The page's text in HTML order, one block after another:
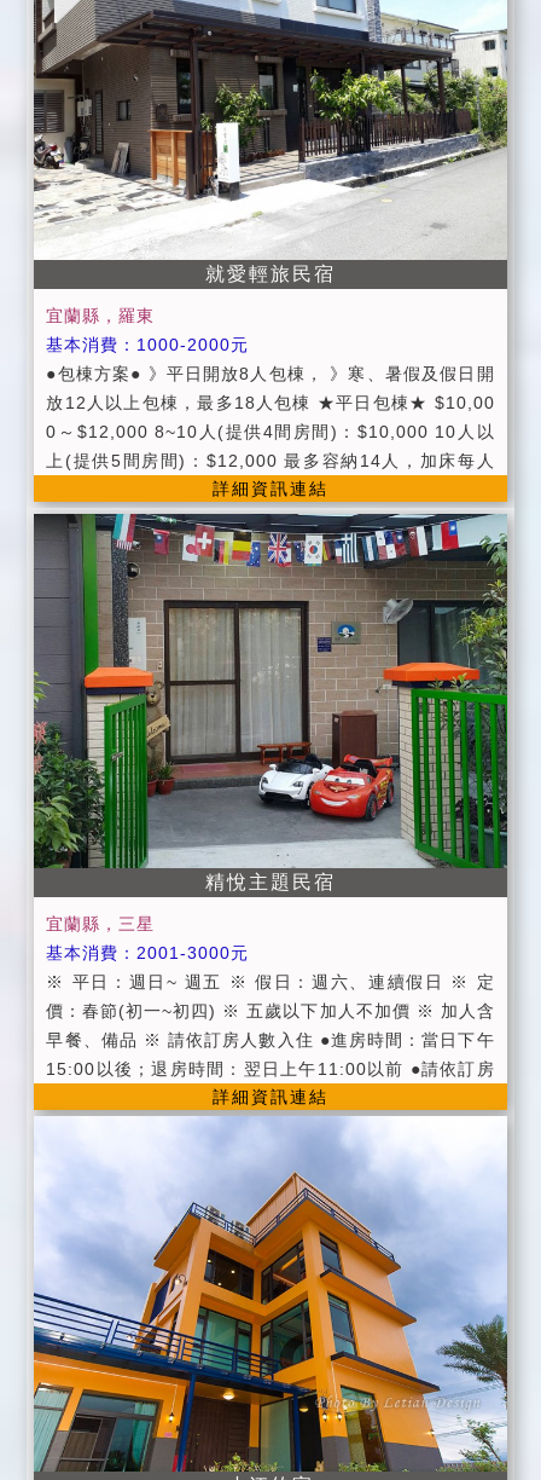
況提供（請提早二日告知我們） ※提供現磨現煮咖啡，
由主人親自挑選及搭配的咖啡豆，濃濃咖啡香使旅客更
放鬆唷！ ※提供Wi-Fi及有線網路 ※提供廣大停車場 ※
第四台有線頻道 ※提供旅程規劃服務 ※提供單車鄉野自
由行 ※客房進房時間為15:00後，退房時間為11:00前
※依約定人數入住，如需加人加床，請提早二日告知民
宿，若無法配合，民宿將無條件取消訂房，恕 無法退還
訂金 ※兒童加床注意事項：不加床不加價，一房限一位
兒童(限六歲以下) ※室內禁止吸菸、酗酒、吃檳榔、賭
博、喧嘩、炊煮，及從事不合法行為 ※全館禁止攜帶寵
物 ※熄燈時間為PM 10:00後，請輕聲細語，以免影響
其他旅客及附近住戶 ※如造成硬體設備損壞均照價賠償
※湧泉池三歲以下不得入池，12歲以下需由成人陪同，
心星相映有權依兒童身理狀況決定水量
就愛輕旅民宿
宜蘭縣，羅東
基本消費：1000-2000元
●包棟方案● 》平日開放8人包棟， 》寒、暑假及假日開
放12人以上包棟，最多18人包棟 ★平日包棟★ $10,00
0～$12,000 8~10人(提供4間房間)：$10,000 10人以
上(提供5間房間)：$12,000 最多容納14人，加床每人
$500 ★假日包棟/連續假日★ $15,000~18,000 11~14
人(提供5間房間)：$15,000 ★農曆春節包棟★ $22,00
0～25,200 14人(提供5間房間)：$22,000 **************
********************************* ●公共設施 冰箱、飲水
機、微波爐、茶包、咖啡包、55吋大電視、寬頻上網 ●
訂房需知 》平日：週日 ~ 週五 》假日：週六、兩天以
上連續假日 》定價：農曆春節期間 》進房時間：當日下
午 16：00 以後。 》退房時間：隔日上午 11：00 以
前。 》入住時請記得出示您的證件，以便我們登記，在
辦理登記的同時，也請您將住宿費一併繳交。 》為維護
住宿品質與旅客權益，請依房型人數入住，客房若有額
外棉被及枕頭需求，每套酌收NT$200清潔費，感謝您
的配合。 》為保障入住房客安全，不接受房客以外人士
入內參觀。 》為維護住宿環境，室內請勿吸煙、請勿攜
帶寵物，請每位遊客相互尊重住宿空間上的安寧，請於1
1:00過後降低音量。 》基於安全考量，房內禁止使用炊
具、電磁爐及卡式瓦斯爐。 》個人貴重物品、請自行妥
善保管、如有遺失，恕不負責，敬請見諒。 》延期住
宿：請於住宿前7天告知，將可保留訂金三個月，並於期
限內擇期住宿。 》取消訂房訂金退還標準：( 依據消保
會規定 ) ★預定住宿日前14日取消訂房，可退回全部訂
金。 ★預定住宿日前10日至13日取消訂房者，可退回 7
退回 50% 的訂金。 ★預定住宿日前4日至6日取消訂房
者，可退回 40% 的訂金。 ★預定住宿日前2日至3日取
消訂房者，可退回 30% 的訂金。 ●就愛輕旅~宜蘭縣合
法民宿第1687號
詳細資訊連結
精悅主題民宿
宜蘭縣，三星
基本消費：2001-3000元
※ 平日：週日~ 週五 ※ 假日：週六、連續假日 ※ 定
價：春節(初一~初四) ※ 五歲以下加人不加價 ※ 加人含
早餐、備品 ※ 請依訂房人數入住 ●進房時間：當日下午
15:00以後；退房時間：翌日上午11:00以前 ●請依訂房
人數入住，如需加人請事先告知 ●為維護住宿環境，民
物，不便處請見諒 ●個人貴重物品，請妥善保管，如有
遺失，恕不負責，敬請見諒! ‧ 提供活力早餐服務 ‧ 提
供免費WiFi(需自備電腦) ‧ 提供宜蘭縣景點旅遊資訊 ‧
附設寬廣停車空間 ‧ 提供烤肉場地 ‧ 提供自行車，
漫遊河岸及田園景觀 ‧ 羅東火車站/轉運站接送服務(1
7:00前) ‧ 提供代辦服務(服務項目) ‧ 代辦半日或一日
旅遊規劃 ‧ 代辦汽、機車租借 ‧ 代訂傳統藝術中心、
童玩節門票 ‧ 代訂宜蘭名產
詳細資訊連結